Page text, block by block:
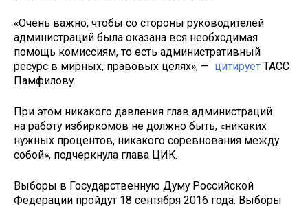
«Очень важно, чтобы со стороны руководителей
администраций была оказана вся необходимая
помощь комиссиям, то есть административный
ресурс в мирных, правовых целях», — цитирует ТАСС
Памфилову.
При этом никакого давления глав администраций
на работу избиркомов не должно быть, «никаких
нужных процентов, никакого соревнования между
собой», подчеркнула глава ЦИК.
Выборы в Государственную Думу Российской
Федерации пройдут 18 сентября 2016 года. Выборы